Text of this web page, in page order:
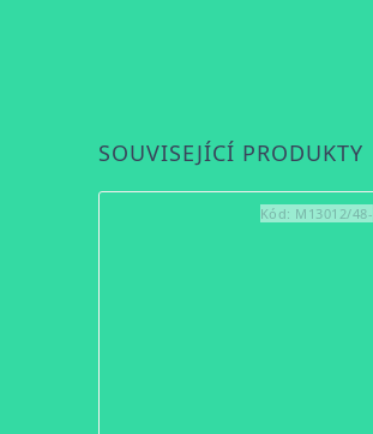
SOUVISEJÍCÍ PRODUKTY
Kód: M13012/48-